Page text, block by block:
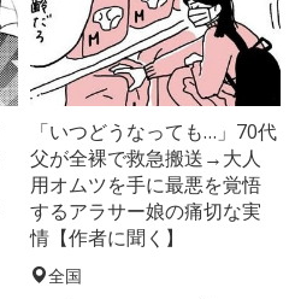
「いつどうなっても…」70代
父が全裸で救急搬送→大人
用オムツを手に最悪を覚悟
するアラサー娘の痛切な実
情【作者に聞く】
全国